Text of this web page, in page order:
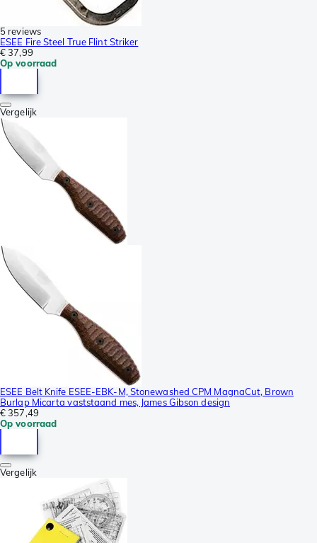
5 reviews
ESEE Fire Steel True Flint Striker
€ 37,99
Op voorraad
Vergelijk
ESEE Belt Knife ESEE-EBK-M, Stonewashed CPM MagnaCut, Brown
Burlap Micarta vaststaand mes, James Gibson design
€ 357,49
Op voorraad
Vergelijk